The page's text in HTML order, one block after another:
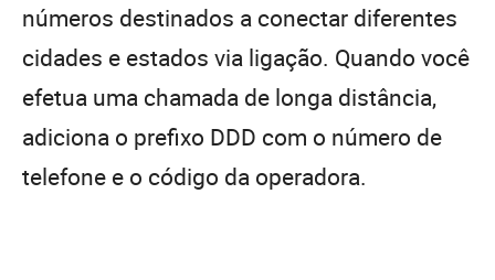
números destinados a conectar diferentes
cidades e estados via ligação. Quando você
efetua uma chamada de longa distância,
adiciona o prefixo DDD com o número de
telefone e o código da operadora.